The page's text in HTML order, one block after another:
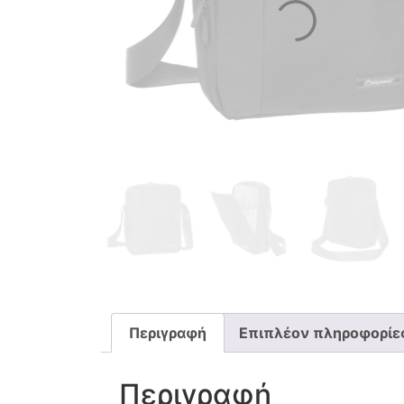
Περιγραφή Επιπλέον
Περιγραφή